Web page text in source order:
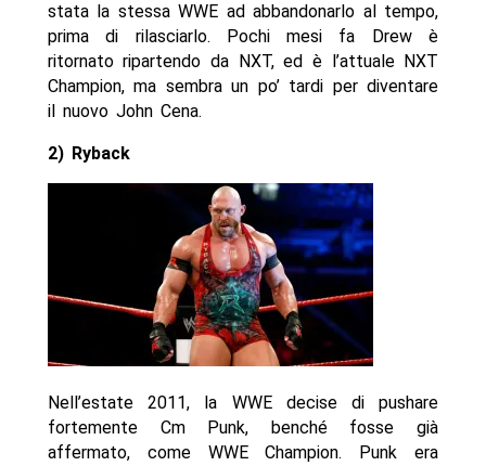
stata la stessa WWE ad abbandonarlo al tempo,
prima di rilasciarlo. Pochi mesi fa Drew è
ritornato ripartendo da NXT, ed è l’attuale NXT
Champion, ma sembra un po’ tardi per diventare
il nuovo John Cena.
2) Ryback
Nell’estate 2011, la WWE decise di pushare
fortemente Cm Punk, benché fosse già
affermato, come WWE Champion. Punk era